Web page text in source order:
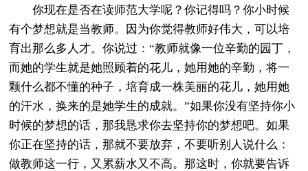
你现在是否在读师范大学呢？你记得吗？你小时候
有个梦想就是当教师。因为你觉得教师好伟大，可以培
育出那么多人才。你说过：“教师就像一位辛勤的园丁，
而她的学生就是她照顾着的花儿，她用她的辛勤，将一
颗什么都不懂的种子，培育成一株美丽的花儿，她用她
的汗水，换来的是她学生的成就。”如果你没有坚持你小
时候的梦想的话，那我恳求你去坚持你的梦想吧。如果
你正在坚持的话，那就不要放弃，不要听别人说什么：
做教师这一行，又累薪水又不高。那这时，你就要告诉